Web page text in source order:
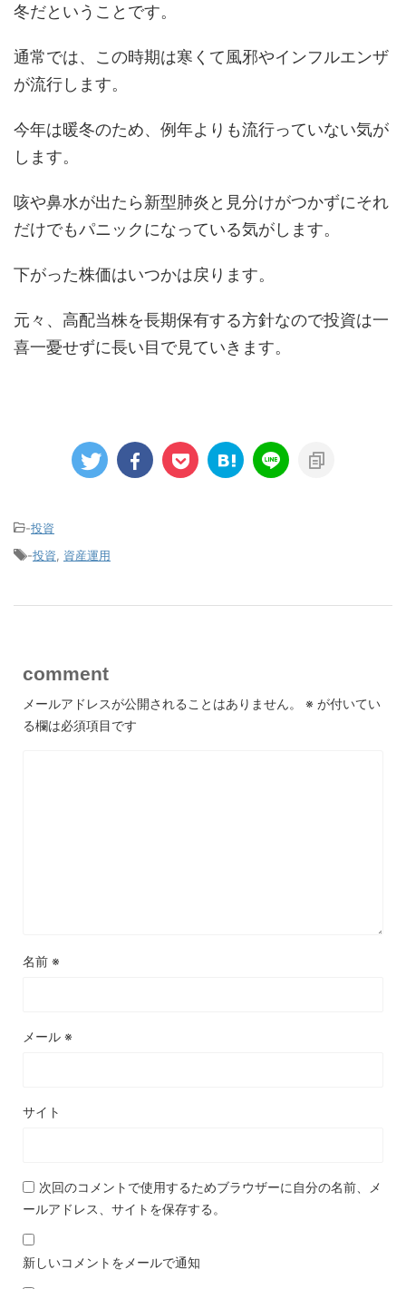
冬だということです。
通常では、この時期は寒くて風邪やインフルエンザ
が流行します。
今年は暖冬のため、例年よりも流行っていない気が
します。
咳や鼻水が出たら新型肺炎と見分けがつかずにそれ
だけでもパニックになっている気がします。
下がった株価はいつかは戻ります。
元々、高配当株を長期保有する方針なので投資は一
喜一憂せずに長い目で見ていきます。
-投資
-投資 資産運用
comment
メールアドレスが公開されることはありません。 ※ が付いてい
る欄は必須項目です
名前 ※
メール ※
サイト
次回のコメントで使用するためブラウザーに自分の名前、メ
ールアドレス、サイトを保存する。
新しいコメントをメールで通知